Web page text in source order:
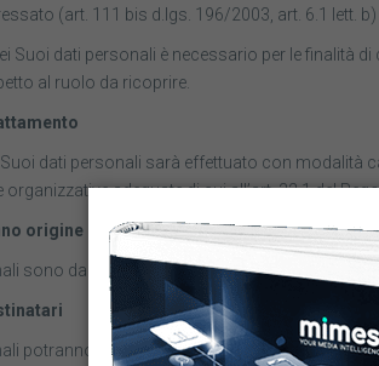
(art. 111 bis d.lgs. 196/2003, art. 6.1 lett.
Suoi dati personali è necessario per le finalità
al ruolo da ricoprire.
Suoi dati personali sarà effettuato con modalità
organizzative adeguate di cui all’art. 32.1 del
origine i dati
sono da Lei stati inviati alla Società o sono
potranno essere comunicati, in stretta